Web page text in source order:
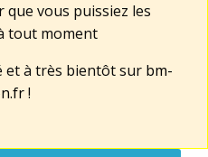
que vous puissiez les
tout moment
et à très bientôt sur bm-
!